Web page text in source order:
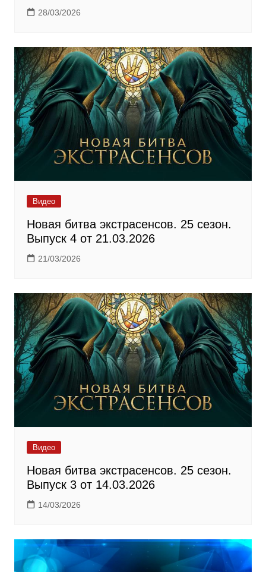
28/03/2026
Видео
Новая битва экстрасенсов. 25 сезон.
Выпуск 4 от 21.03.2026
21/03/2026
Видео
Новая битва экстрасенсов. 25 сезон.
Выпуск 3 от 14.03.2026
14/03/2026